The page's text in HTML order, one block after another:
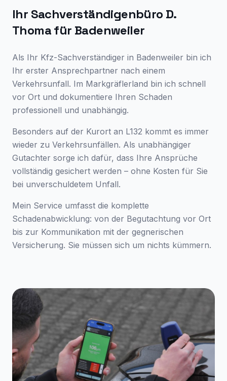
Ihr Sachverständigenbüro D.
Thoma für Badenweiler
Als Ihr Kfz-Sachverständiger in Badenweiler bin ich
Ihr erster Ansprechpartner nach einem
Verkehrsunfall. Im Markgräflerland bin ich schnell
vor Ort und dokumentiere Ihren Schaden
professionell und unabhängig.
Besonders auf der Kurort an L132 kommt es immer
wieder zu Verkehrsunfällen. Als unabhängiger
Gutachter sorge ich dafür, dass Ihre Ansprüche
vollständig gesichert werden – ohne Kosten für Sie
bei unverschuldetem Unfall.
Mein Service umfasst die komplette
Schadenabwicklung: von der Begutachtung vor Ort
bis zur Kommunikation mit der gegnerischen
Versicherung. Sie müssen sich um nichts kümmern.